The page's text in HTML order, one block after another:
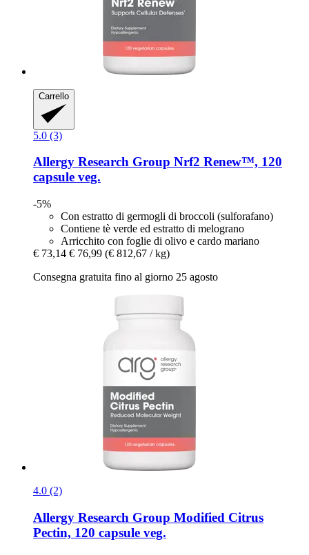
Carrello
5.0 (3)
Allergy Research Group Nrf2 Renew™, 120
capsule veg.
-5%
Con estratto di germogli di broccoli (sulforafano)
Contiene tè verde ed estratto di melograno
Arricchito con foglie di olivo e cardo mariano
€ 73,14 € 76,99 (€ 812,67 / kg)
Consegna gratuita fino al giorno 25 agosto
4.0 (2)
Allergy Research Group Modified Citrus
Pectin, 120 capsule veg.